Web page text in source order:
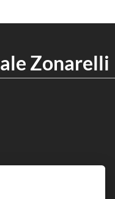
Zonarelli
Zonarelli